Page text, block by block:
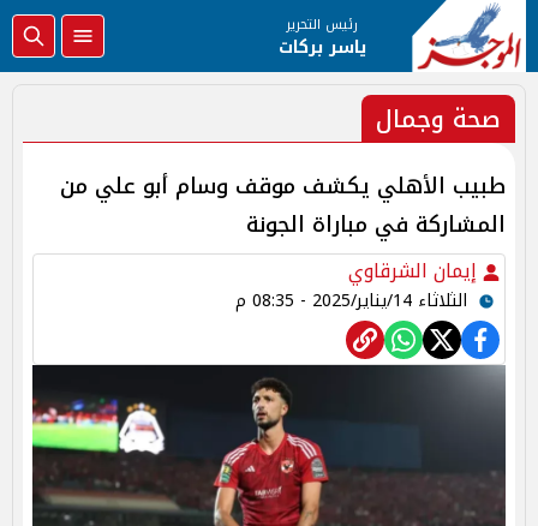
رئيس التحرير
ياسر بركات
صحة وجمال
طبيب الأهلي يكشف موقف وسام أبو علي من
المشاركة في مباراة الجونة
إيمان الشرقاوي
الثلاثاء 14/يناير/2025 - 08:35 م